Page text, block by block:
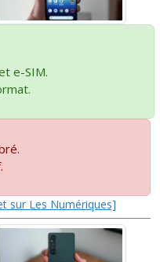
e-SIM.
sur Les Numériques]